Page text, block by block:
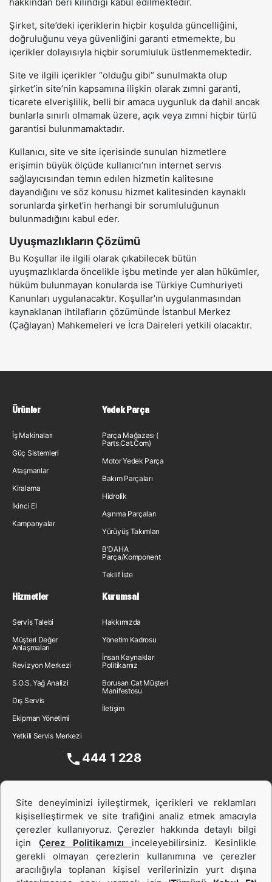
Şirket, site’deki içeriklerin hiçbir koşulda güncelliğini,
doğruluğunu veya güvenliğini garanti etmemekte, bu
içerikler dolayısıyla hiçbir sorumluluk üstlenmemektedir.
Site ve ilgili içerikler “olduğu gibi” sunulmakta olup
şirket’in site’nin kapsamına ilişkin olarak zımni garanti,
ticarete elverişlilik, belli bir amaca uygunluk da dahil ancak
bunlarla sınırlı olmamak üzere, açık veya zımni hiçbir türlü
garantisi bulunmamaktadır.
Kullanıcı, site ve site içerisinde sunulan hizmetlere
erişimin büyük ölçüde kullanıcı’nın internet servıs
sağlayıcısından temın edılen hizmetin kalitesıne
dayandığını ve söz konusu hizmet kalitesinden kaynaklı
sorunlarda şirket’in herhangi bir sorumluluğunun
bulunmadığını kabul eder.
Uyuşmazlıkların Çözümü
Bu Koşullar ile ilgili olarak çıkabilecek bütün
uyuşmazlıklarda öncelikle işbu metinde yer alan hükümler,
hüküm bulunmayan konularda ise Türkiye Cumhuriyeti
Kanunları uygulanacaktır. Koşullar’ın uygulanmasından
kaynaklanan ihtilafların çözümünde İstanbul Merkez
(Çağlayan) Mahkemeleri ve İcra Daireleri yetkili olacaktır.
Ürünler
İş Makinaları
Güç Sistemleri
Ataşmanlar
Kiralama
İkinci El
Kampanyalar
Yedek Parça
Parça Mağazası (
Parts.Cat.Com)
Motor Yedek Parça
Bakım Parçaları
Hidrolik
Aşınma Parçaları
Yürüyüş Takımları
B'DAHA
Parça/Komponent
Teklif İste
Hizmetler
Servis Talebi
Müşteri Değer
Anlaşmaları
Revizyon Merkezi
S.O.S. Yağ Analizi
Dış Servis
Ekipman Yönetimi
Yetkili Servis Merkezi
Kurumsal
Hakkımızda
Yönetim Kadrosu
İnsan Kaynakları
Politikamız
Borusan Cat Müşteri
Manifestosu
İletişim
444 1 228
Site deneyiminizi iyileştirmek, içerikleri ve reklamları
kişiselleştirmek ve site trafiğini analiz etmek amacıyla
çerezler kullanıyoruz. Çerezler hakkında detaylı bilgi
için Çerez Politikamızı inceleyebilirsiniz. Kesinlikle
gerekli olmayan çerezlerin kullanımına ve çerezler
aracılığıyla toplanan kişisel verilerinizin yurt dışına